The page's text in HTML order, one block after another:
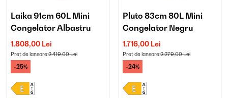
Laika 91cm 60L Mini
Congelator Albastru
1.808,00 Lei
Preț de lansare:2.419,00 Lei
-25%
Pluto 83cm 80L Mini
Congelator Negru
1.716,00 Lei
Preț de lansare:2.279,00 Lei
-24%